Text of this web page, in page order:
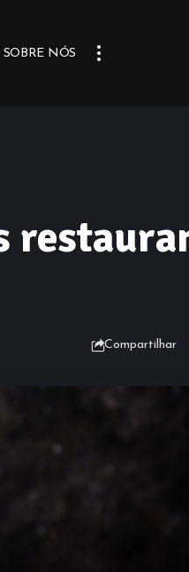
SOBRE NÓS
Compartilhar